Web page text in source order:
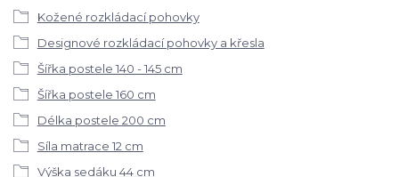
Kožené rozkládací pohovky
Designové rozkládací pohovky a křesla
Šířka postele 140 - 145 cm
Šířka postele 160 cm
Délka postele 200 cm
Síla matrace 12 cm
Výška sedáku 44 cm